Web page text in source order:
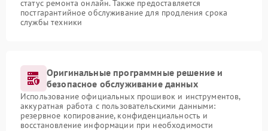
статус ремонта онлайн. Также предоставляется
постгарантийное обслуживание для продления срока
службы техники
Оригинальные программные решение и
безопасное обслуживание данных
Использование официальных прошивок и инструментов,
аккуратная работа с пользовательскими данными:
резервное копирование, конфиденциальность и
восстановление информации при необходимости